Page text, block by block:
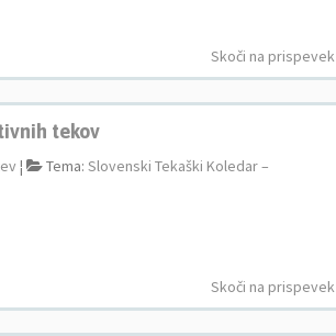
Skoči na prispevek
tekov
¦ Tema: Slovenski Tekaški Koledar –
Skoči na prispevek